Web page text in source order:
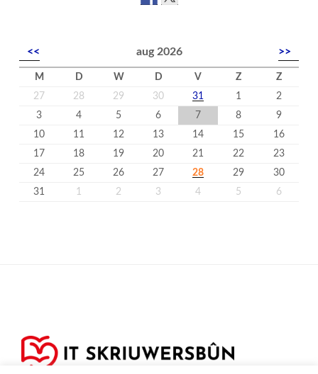
<< aug 2026 >>
M D W D V Z
Z
27
28 29 30 31 1
2
3
4 5 6 7 8
9
10
11 12 13 14 15
16
17
18 19 20 21 22
23
24
25 26 27 28 29
30
31
1 2 3 4 5 6